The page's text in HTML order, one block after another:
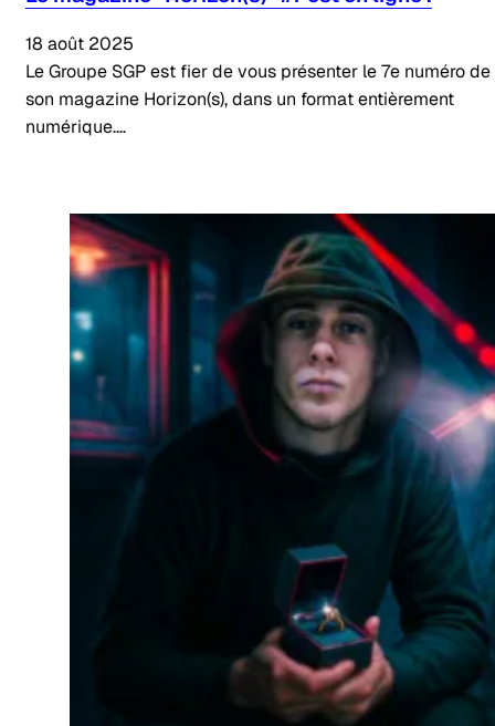
18 août 2025
Le Groupe SGP est fier de vous présenter le 7e numéro de
son magazine Horizon(s), dans un format entièrement
numérique.…